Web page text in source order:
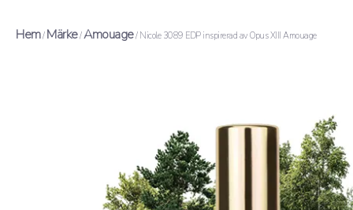
Hem/ Märke/Amouage/ Nicole 3089 EDP inspirerad av Opus XIII Amouage